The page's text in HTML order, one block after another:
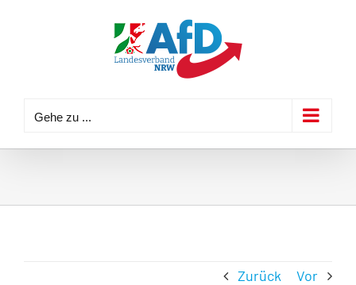
Gehe zu ...
Zurück Vor